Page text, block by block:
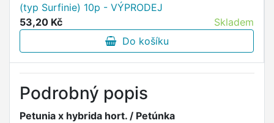
(typ Surfinie) 10p - VÝPRODEJ
53,20 Kč
Skladem
Do košíku
Podrobný popis
Petunia x hybrida hort. / Petúnka